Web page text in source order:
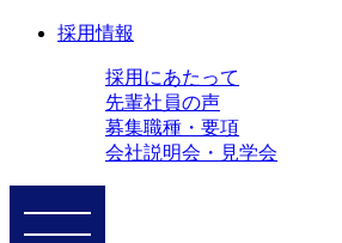
採用情報
採用にあたって
先輩社員の声
募集職種・要項
会社説明会・見学会